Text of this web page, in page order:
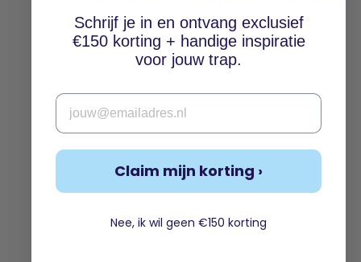
Schrijf je in en ontvang exclusief
€150 korting + handige inspiratie
voor jouw trap.
Email
Claim mijn korting ›
Nee, ik wil geen €150 korting